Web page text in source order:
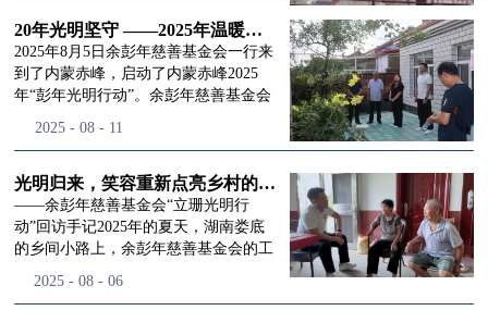
同回顾了基金会过往任期内在助学兴
教、医疗救助、公益事业普惠等多个领
域深耕耕耘的公益历程，充分肯定了第
三届理事会全体成员多年来接续付出的
民、济世利人"的慈善理念所做出的突
流程，完成了新一届治理层的选举任
命，全新的第四届理事会正式组建完
成：选举彭志兵、徐滨、彭新英、李
栋、李玲辉、郭启兴、梅鑫为余彭年慈
余彭年慈善基金会第四届理事会监事。
徐滨先生当选余彭年慈善基金会第四届
残联唐婷婷理事长到场参与本次启动活
动，由衷肯定了基金会坚持二十一年深
耕光明帮扶的坚守，也向长久奔走推进
项目的我们表达了谢意。二十一年时光
市与县域，一趟趟奔赴偏远地区，只为
景，这份认可，也让我们更加笃定前行
的脚步。启动仪式落幕之后，我们没有
即刻返程，联合赤峰市残联的工作人
员、专业医护队伍走入乡间小路，随机
小路弯弯曲曲，两边是繁茂的林木，我
20年光明坚守 ——2025年温暖启程“彭年光明行动”内蒙赤峰
2025年8月5日余彭年慈善基金会一行来
到了内蒙赤峰，启动了内蒙赤峰2025
年“彭年光明行动”。余彭年慈善基金会
欣以及余彭年慈善基金会志愿者姜颖妍
峰市残联理事长孙德欣对我们“彭年光
明行动”给予了高度的肯定，他表示“彭
年光明行动”不仅仅是帮助白内障患者
恢复光明，最重要的是减轻了患者家庭
事业的生动体现。随后余彭年慈善基金
2025 - 08 - 11
光明归来，笑容重新点亮乡村的角落
——余彭年慈善基金会“立珊光明行
动”回访手记2025年的夏天，湖南娄底
的乡间小路上，余彭年慈善基金会的工
着一份特别的牵挂，走进了一个个普通
2025 - 08 - 06